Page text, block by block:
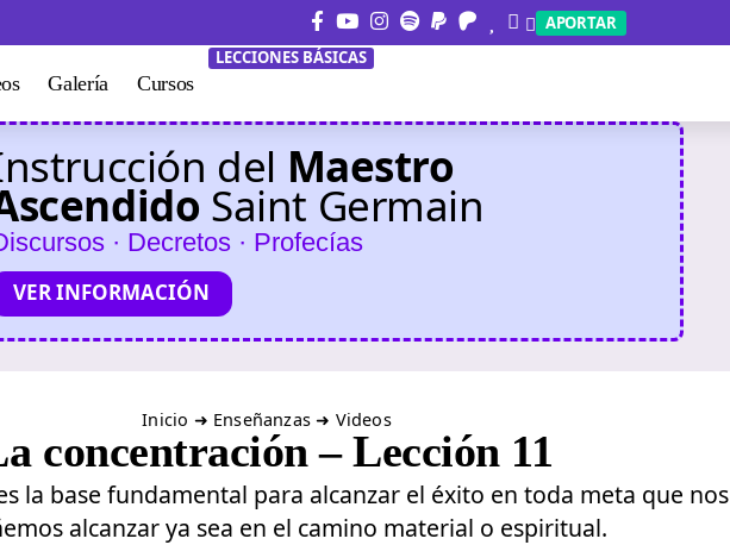
APORTAR
Galería Cursos
LECCIONES BÁSICAS
del Maestro
Saint Germain
· Decretos · Profecías
VER INFORMACIÓN
Inicio ➜ Enseñanzas ➜ Videos
concentración – Lección 11
la base fundamental para alcanzar el éxito en toda meta que nos
alcanzar ya sea en el camino material o espiritual.